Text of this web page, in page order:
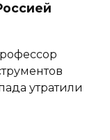
утратили